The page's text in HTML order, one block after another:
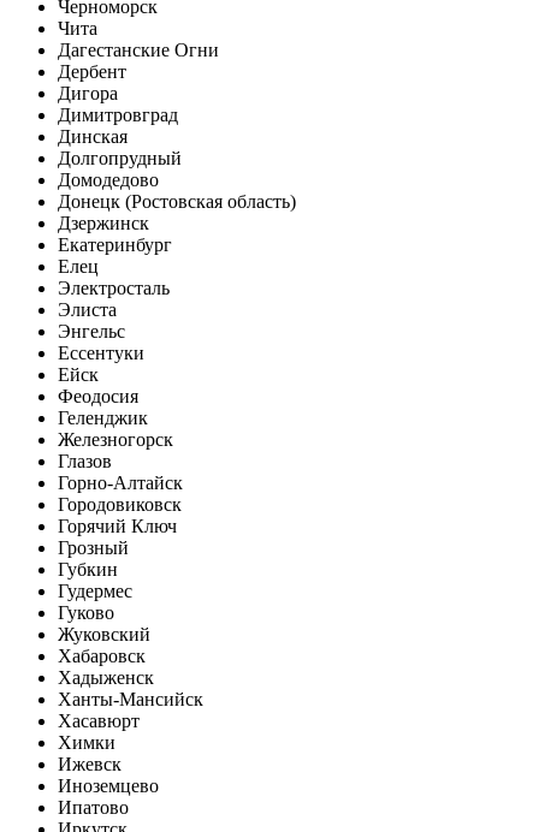
Черноморск
Чита
Дагестанские Огни
Дербент
Дигора
Димитровград
Динская
Долгопрудный
Домодедово
Донецк (Ростовская область)
Дзержинск
Екатеринбург
Елец
Электросталь
Элиста
Энгельс
Ессентуки
Ейск
Феодосия
Геленджик
Железногорск
Глазов
Горно-Алтайск
Городовиковск
Горячий Ключ
Грозный
Губкин
Гудермес
Гуково
Жуковский
Хабаровск
Хадыженск
Ханты-Мансийск
Хасавюрт
Химки
Ижевск
Иноземцево
Ипатово